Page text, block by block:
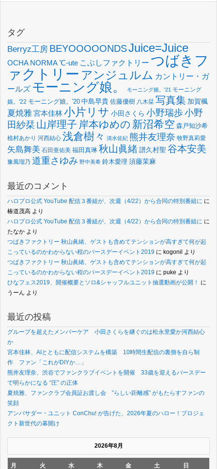
タグ
Berryz工房 BEYOOOOONDSJuice=Juice
OCHA NORMA℃-ute こぶしファクトリー つばきフ
ァクトリー アンジュルム カントリー・ガ
ールズ モーニング娘。 モーニング娘。'21 モーニング
娘。'22 モーニング娘。'20 中島早貴 佐藤優樹 八木栞 写真集 加賀楓
夏焼雅宮本佳林小片リサ 小田さくら 小野瑞歩小野
田紗栞 山岸理子 岸本ゆめの 新沼希空 森戸知沙希
植村あかり 河西結心 浅倉樹々 清水佐紀 熊井友理奈 牧野真莉愛
矢島舞美 石田亜佑美 福田真琳 秋山眞緒譜久村聖 谷本安美
豫風瑠乃 道重さゆみ 野中美希 鈴木愛理 須藤茉麻
最近のコメント
ハロプロ公式 YouTube 配信３番組が、次週（4/22）から合同の特別番組に に
椿道茂高 より
ハロプロ公式 YouTube 配信３番組が、次週（4/22）から合同の特別番組に に
たなか より
つばきファクトリー 秋山眞緒、ゲストも含めてテンションが高すぎて何が起
こっているのかわからない程のバースデーイベント2019 に kogonil より
つばきファクトリー 秋山眞緒、ゲストも含めてテンションが高すぎて何が起
こっているのかわからない程のバースデーイベント2019 に puke より
ひなフェス2019、開催概要とソロ&シャッフルユニット抽選動画が公開！
に
うーん より
最近の投稿
グループを超えたメンバーケア 小田さくらを継ぐのは松永里愛か河西結心
か
宮本佳林、AIとともに配信システムを構築 10時間生配信の裏側を自ら制
作 ファン「これがDIYか…」
熊井友理奈、渋谷でファンクラブイベントを開催 33歳を迎えるバースデー
で明らかになる “圧” の正体
夏焼雅、ファンクラブ会員証お渡し会 ”らしい距離感” がもたらすファンの
笑顔
アンバサダー・ユニット ConChu! が告げた、2026年夏のハロー！プロジェ
クト新世代の幕開け
2026年8月
月 火 水 木 金 土 日